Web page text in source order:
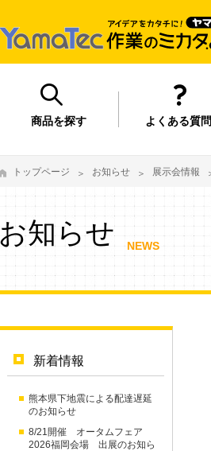
商品を探す よくある質問
トップページ お知らせ 展示会情報
お知らせ NEWS
新着情報
熊本県下地震による配達遅延
のお知らせ
8/21開催 オータムフェア
2026福岡会場 出展のお知ら